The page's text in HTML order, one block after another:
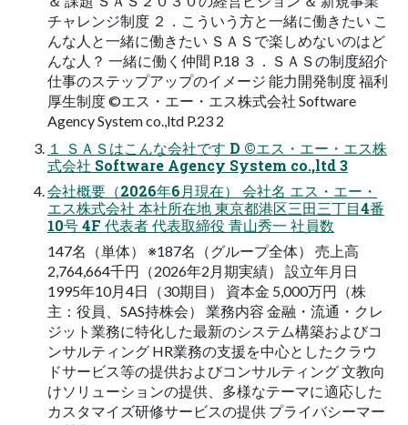
チャレンジ制度 ２．こういう方と一緒に働きたい こ
んな人と一緒に働きたい ＳＡＳで楽しめないのはど
んな人？ 一緒に働く仲間 P.18 ３．ＳＡＳの制度紹介
仕事のステップアップのイメージ 能力開発制度 福利
厚生制度 ©エス・エー・エス株式会社 Software
Agency System co.,ltd P.23 2
１ ＳＡＳはこんな会社です D ©エス・エー・エス株
式会社 Software Agency System co.,ltd 3
会社概要（2026年6月現在） 会社名 エス・エー・
エス株式会社 本社所在地 東京都港区三田三丁目4番
10号 4F 代表者 代表取締役 青山秀一 社員数
147名（単体） ※187名（グループ全体） 売上高
2,764,664千円（2026年2月期実績） 設立年月日
1995年10月4日（30期目） 資本金 5,000万円（株
主：役員、SAS持株会） 業務内容 金融・流通・クレ
ジット業務に特化した最新のシステム構築およびコ
ンサルティング HR業務の支援を中心としたクラウ
ドサービス等の提供およびコンサルティング 文教向
けソリューションの提供、多様なテーマに適応した
カスタマイズ研修サービスの提供 プライバシーマー